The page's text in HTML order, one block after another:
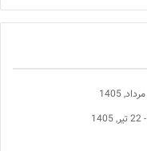
22 تیر, 1405